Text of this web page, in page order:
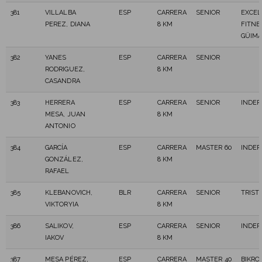
381
VILLALBA
PEREZ, DIANA
ESP
CARRERA
8 KM
SENIOR
382
YANES
RODRIGUEZ,
CASANDRA
ESP
CARRERA
8 KM
SENIOR
383
HERRERA
MESA, JUAN
ANTONIO
ESP
CARRERA
8 KM
SENIOR
384
GARCÍA
GONZÁLEZ,
RAFAEL
ESP
CARRERA
8 KM
MASTER 60
385
KLEBANOVICH,
VIKTORYIA
BLR
CARRERA
8 KM
SENIOR
386
SALIKOV,
IAKOV
ESP
CARRERA
8 KM
SENIOR
387 MESA PÉREZ, ESP CARRERA MASTER 40